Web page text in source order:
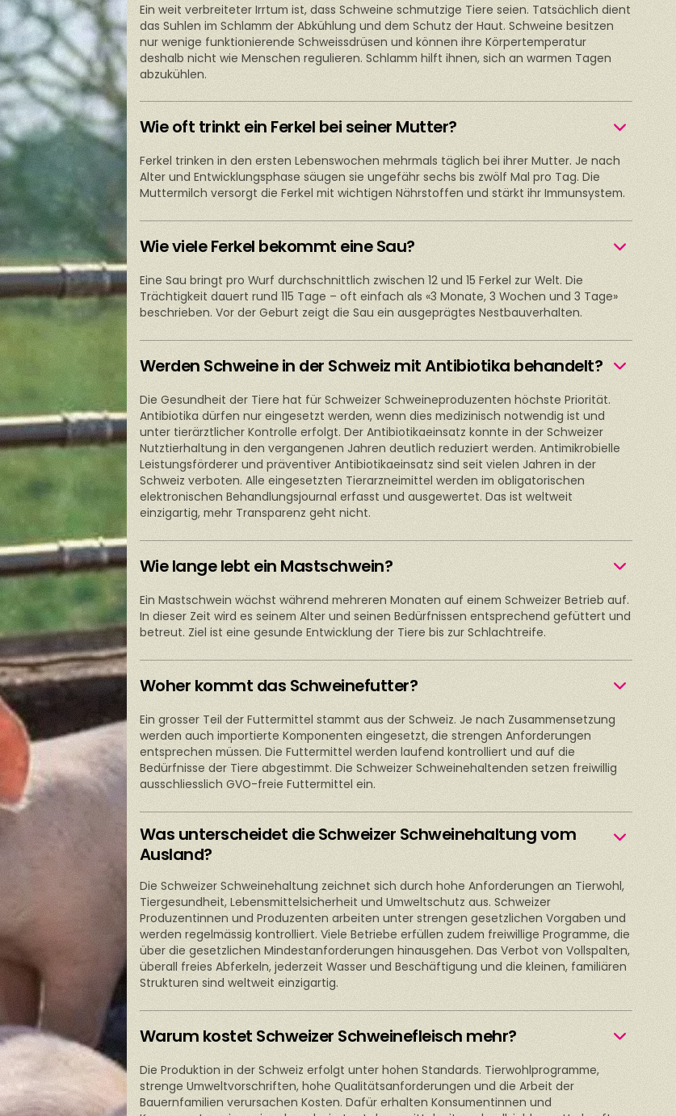
Ein weit verbreiteter Irrtum ist, dass Schweine schmutzige Tiere seien. Tatsächlich dient
das Suhlen im Schlamm der Abkühlung und dem Schutz der Haut. Schweine besitzen
nur wenige funktionierende Schweissdrüsen und können ihre Körpertemperatur
deshalb nicht wie Menschen regulieren. Schlamm hilft ihnen, sich an warmen Tagen
abzukühlen.
Wie oft trinkt ein Ferkel bei seiner Mutter?
Ferkel trinken in den ersten Lebenswochen mehrmals täglich bei ihrer Mutter. Je nach
Alter und Entwicklungsphase säugen sie ungefähr sechs bis zwölf Mal pro Tag. Die
Muttermilch versorgt die Ferkel mit wichtigen Nährstoffen und stärkt ihr Immunsystem.
Wie viele Ferkel bekommt eine Sau?
Eine Sau bringt pro Wurf durchschnittlich zwischen 12 und 15 Ferkel zur Welt. Die
Trächtigkeit dauert rund 115 Tage – oft einfach als «3 Monate, 3 Wochen und 3 Tage»
beschrieben. Vor der Geburt zeigt die Sau ein ausgeprägtes Nestbauverhalten.
Werden Schweine in der Schweiz mit Antibiotika behandelt?
Die Gesundheit der Tiere hat für Schweizer Schweineproduzenten höchste Priorität.
Antibiotika dürfen nur eingesetzt werden, wenn dies medizinisch notwendig ist und
unter tierärztlicher Kontrolle erfolgt. Der Antibiotikaeinsatz konnte in der Schweizer
Nutztierhaltung in den vergangenen Jahren deutlich reduziert werden. Antimikrobielle
Leistungsförderer und präventiver Antibiotikaeinsatz sind seit vielen Jahren in der
Schweiz verboten. Alle eingesetzten Tierarzneimittel werden im obligatorischen
elektronischen Behandlungsjournal erfasst und ausgewertet. Das ist weltweit
einzigartig, mehr Transparenz geht nicht.
Wie lange lebt ein Mastschwein?
Ein Mastschwein wächst während mehreren Monaten auf einem Schweizer Betrieb auf.
In dieser Zeit wird es seinem Alter und seinen Bedürfnissen entsprechend gefüttert und
betreut. Ziel ist eine gesunde Entwicklung der Tiere bis zur Schlachtreife.
Woher kommt das Schweinefutter?
Ein grosser Teil der Futtermittel stammt aus der Schweiz. Je nach Zusammensetzung
werden auch importierte Komponenten eingesetzt, die strengen Anforderungen
entsprechen müssen. Die Futtermittel werden laufend kontrolliert und auf die
Bedürfnisse der Tiere abgestimmt. Die Schweizer Schweinehaltenden setzen freiwillig
ausschliesslich GVO-freie Futtermittel ein.
Was unterscheidet die Schweizer Schweinehaltung vom
Ausland?
Die Schweizer Schweinehaltung zeichnet sich durch hohe Anforderungen an Tierwohl,
Tiergesundheit, Lebensmittelsicherheit und Umweltschutz aus. Schweizer
Produzentinnen und Produzenten arbeiten unter strengen gesetzlichen Vorgaben und
werden regelmässig kontrolliert. Viele Betriebe erfüllen zudem freiwillige Programme, die
über die gesetzlichen Mindestanforderungen hinausgehen. Das Verbot von Vollspalten,
überall freies Abferkeln, jederzeit Wasser und Beschäftigung und die kleinen, familiären
Strukturen sind weltweit einzigartig.
Warum kostet Schweizer Schweinefleisch mehr?
Die Produktion in der Schweiz erfolgt unter hohen Standards. Tierwohlprogramme,
strenge Umweltvorschriften, hohe Qualitätsanforderungen und die Arbeit der
Bauernfamilien verursachen Kosten. Dafür erhalten Konsumentinnen und